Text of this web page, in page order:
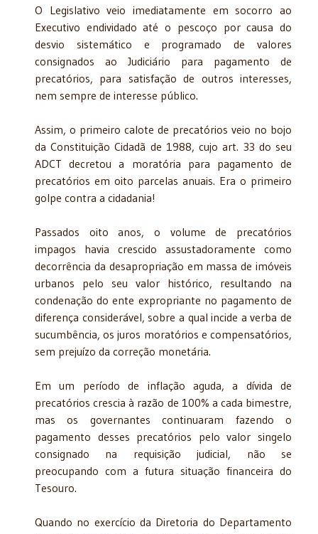
O Legislativo veio imediatamente em socorro ao
Executivo endividado até o pescoço por causa do
desvio sistemático e programado de valores
consignados ao Judiciário para pagamento de
precatórios, para satisfação de outros interesses,
nem sempre de interesse público.
Assim, o primeiro calote de precatórios veio no bojo
da Constituição Cidadã de 1988, cujo art. 33 do seu
ADCT decretou a moratória para pagamento de
precatórios em oito parcelas anuais. Era o primeiro
golpe contra a cidadania!
Passados oito anos, o volume de precatórios
impagos havia crescido assustadoramente como
decorrência da desapropriação em massa de imóveis
urbanos pelo seu valor histórico, resultando na
condenação do ente expropriante no pagamento de
diferença considerável, sobre a qual incide a verba de
sucumbência, os juros moratórios e compensatórios,
sem prejuízo da correção monetária.
Em um período de inflação aguda, a dívida de
precatórios crescia à razão de 100% a cada bimestre,
mas os governantes continuaram fazendo o
pagamento desses precatórios pelo valor singelo
consignado na requisição judicial, não se
preocupando com a futura situação financeira do
Tesouro.
Quando no exercício da Diretoria do Departamento